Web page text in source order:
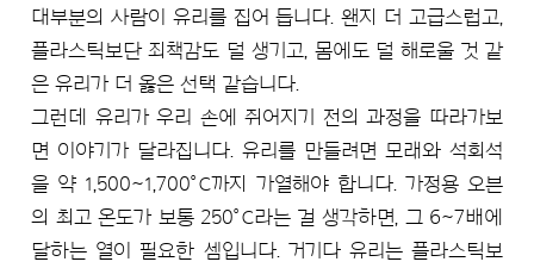
대부분의 사람이 유리를 집어 듭니다. 왠지 더 고급스럽고,
플라스틱보단 죄책감도 덜 생기고, 몸에도 덜 해로울 것 같
은 유리가 더 옳은 선택 같습니다.
그런데 유리가 우리 손에 쥐어지기 전의 과정을 따라가보
면 이야기가 달라집니다. 유리를 만들려면 모래와 석회석
을 약 1,500~1,700°C까지 가열해야 합니다. 가정용 오븐
의 최고 온도가 보통 250°C라는 걸 생각하면, 그 6~7배에
달하는 열이 필요한 셈입니다. 거기다 유리는 플라스틱보